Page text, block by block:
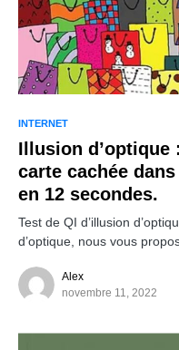
INTERNET
Illusion d’optique
carte cachée
en 12 secondes.
Test de QI d’illusion
d’optique, nous vous
Alex
novembre 11, 2022